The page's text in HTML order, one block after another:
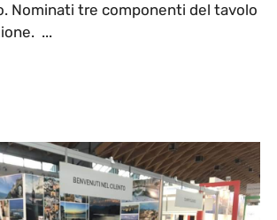
Nominati tre componenti del tavolo
...